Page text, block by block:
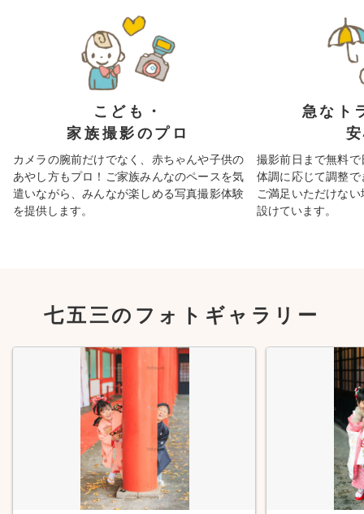
こども・
家族撮影のプロ
カメラの腕前だけでなく、赤ちゃんや子供の
あやし方もプロ！ご家族みんなのペースを気
遣いながら、みんなが楽しめる写真撮影体験
を提供します。
急なト
撮影前日まで無料
体調に応じて調整
ご満足いただけな
設けています。
七五三のフォトギャラリー